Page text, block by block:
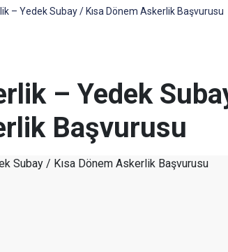
– Yedek Subay / Kısa Dönem Askerlik Başvurusu
– Yedek
Başvurusu